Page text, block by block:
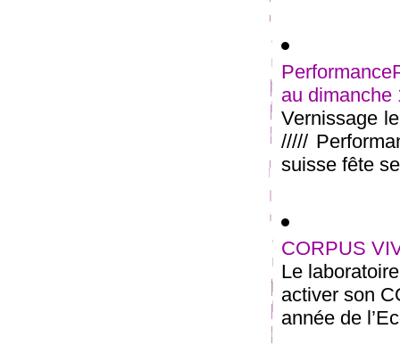
au
Vernissage
/////
suisse fête
CORPUS
Le
activer son
année de